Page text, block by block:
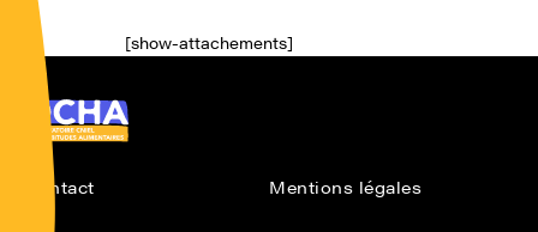
[show-attachements]
Ocha
Contact Mentions légales